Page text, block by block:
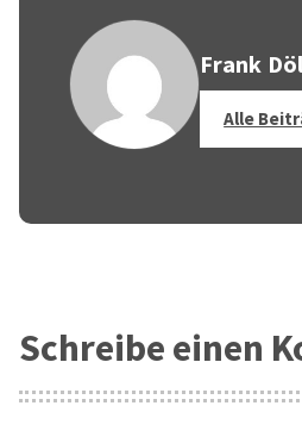
Frank
Alle
Schreibe einen